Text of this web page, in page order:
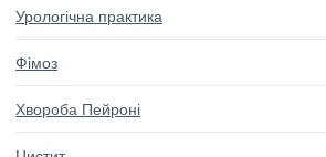
Урологічна практика
Фімоз
Хвороба Пейроні